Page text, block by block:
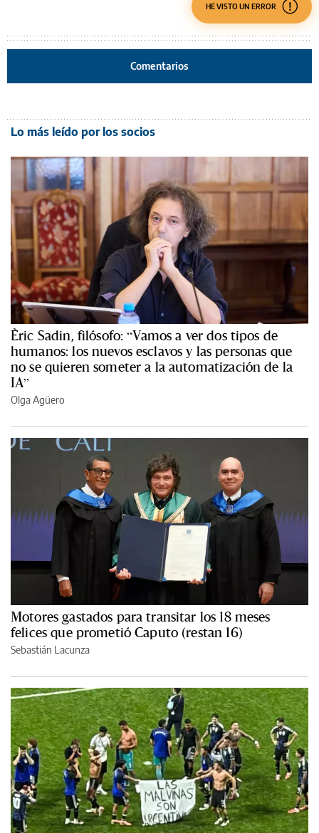
HE VISTO UN ERROR
Comentarios
Lo más leído por los socios
Èric Sadin, filósofo: “Vamos a ver dos tipos de
humanos: los nuevos esclavos y las personas que
no se quieren someter a la automatización de la
IA”
Olga Agüero
Motores gastados para transitar los 18 meses
felices que prometió Caputo (restan 16)
Sebastián Lacunza